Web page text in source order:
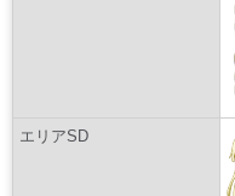
エリアSD